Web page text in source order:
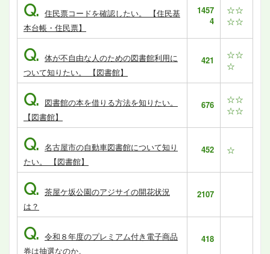
Q. 住民票コードを確認したい。 【住民基
本台帳・住民票】
1457
4
☆☆
☆☆
Q. 体が不自由な人のための図書館利用に
ついて知りたい。 【図書館】
421
☆☆
☆
Q. 図書館の本を借りる方法を知りたい。
【図書館】
676
☆☆
☆☆
Q. 名古屋市の自動車図書館について知り
たい。 【図書館】
452 ☆
Q. 茶屋ケ坂公園のアジサイの開花状況
は？
2107
Q. 令和８年度のプレミアム付き電子商品
券は抽選なのか。
418